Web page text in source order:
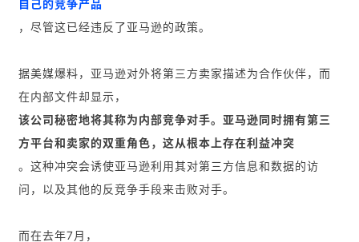
自己的竞争产品
，尽管这已经违反了亚马逊的政策。
据美媒爆料，亚马逊对外将第三方卖家描述为合作伙伴，而
在内部文件却显示，
该公司秘密地将其称为内部竞争对手。亚马逊同时拥有第三
方平台和卖家的双重角色，这从根本上存在利益冲突
。这种冲突会诱使亚马逊利用其对第三方信息和数据的访
问，以及其他的反竞争手段来击败对手。
而在去年7月，